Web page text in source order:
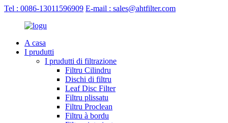
Tel : 0086-13011596909 E-mail : sales@ahtfilter.com
A casa
I prudutti
I prudutti di filtrazione
Filtru Cilindru
Dischi di filtru
Leaf Disc Filter
Filtru plissatu
Filtru Proclean
Filtru à bordu